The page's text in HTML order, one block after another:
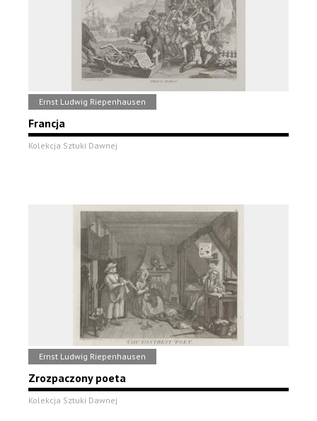
Ernst Ludwig Riepenhausen
Francja
Kolekcja Sztuki Dawnej
Ernst Ludwig Riepenhausen
Zrozpaczony poeta
Kolekcja Sztuki Dawnej